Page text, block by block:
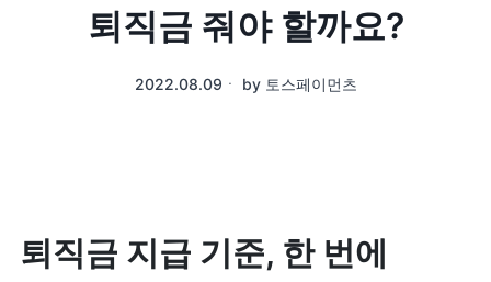
퇴직금 줘야 할까요?
2022.08.09 ㆍ by 토스페이먼츠
퇴직금 지급 기준, 한 번에